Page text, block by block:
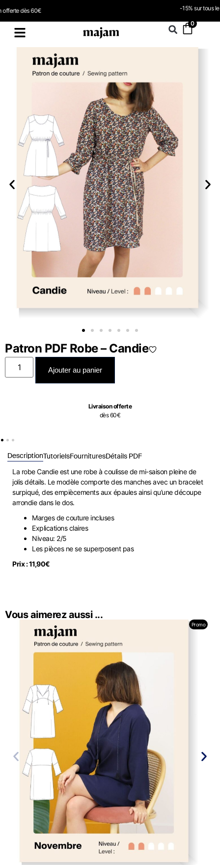
0
Patron PDF Robe – Candie
Ajouter au panier
Livraison offerte
dès 60€
DescriptionTutorielsFournituresDétails PDF
La robe Candie est une robe à coulisse de mi-saison pleine de
jolis détails. Le modèle comporte des manches avec un bracelet
surpiqué, des empiècements aux épaules ainsi qu’une découpe
arrondie dans le dos.
Marges de couture incluses
Explications claires
Niveau: 2/5
Les pièces ne se superposent pas
Prix : 11,90€
Vous aimerez aussi ...
Promo